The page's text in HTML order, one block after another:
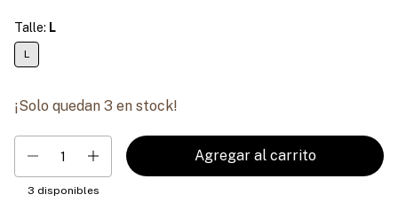
Talle: L
L
¡Solo quedan 3 en stock!
3 disponibles